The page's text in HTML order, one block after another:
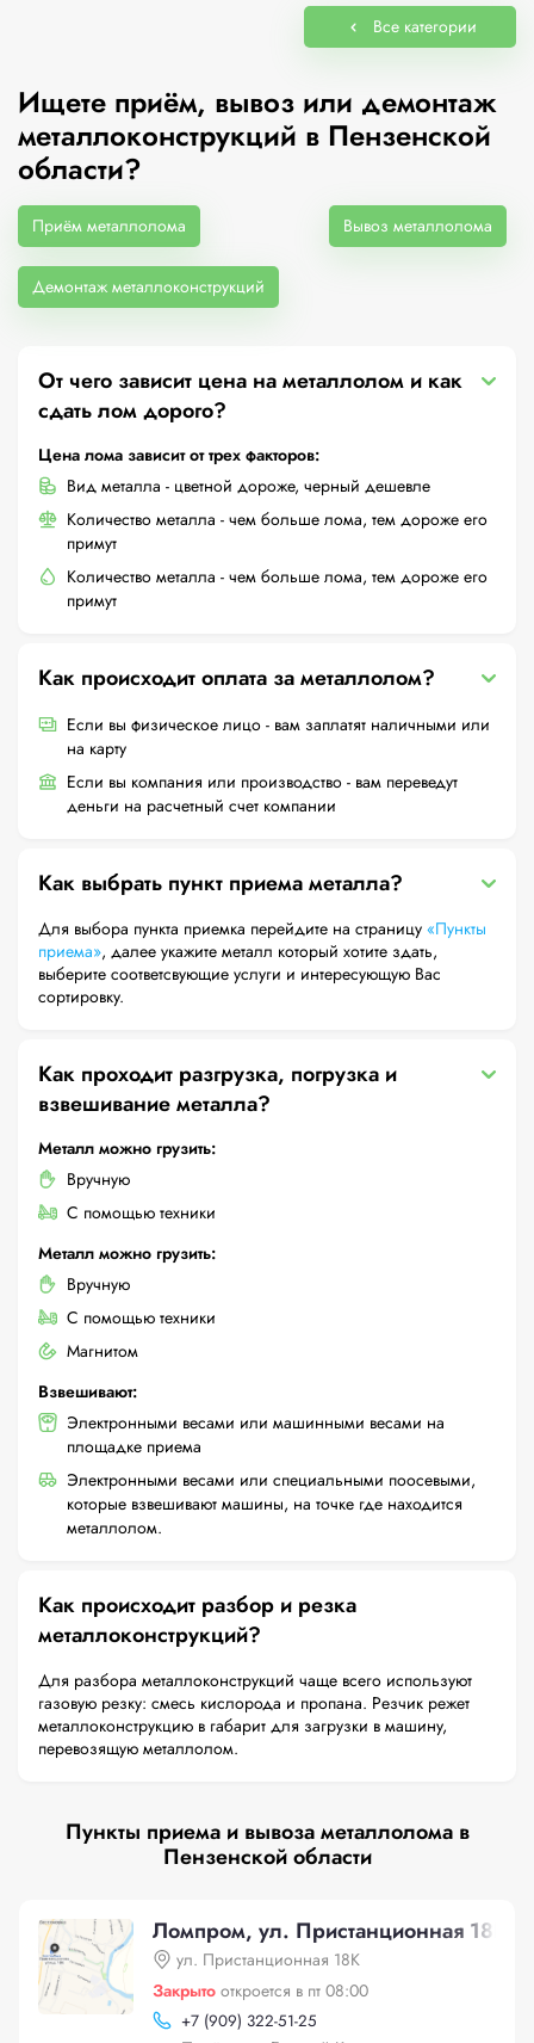
Все категории
Ищете приём, вывоз или демонтаж
металлоконструкций в Пензенской
области?
Приём металлолома Вывоз металлолома
Демонтаж металлоконструкций
От чего зависит цена на металлолом и как
сдать лом дорого?
Цена лома зависит от трех факторов:
Вид металла - цветной дороже, черный дешевле
Количество металла - чем больше лома, тем дороже его
примут
Количество металла - чем больше лома, тем дороже его
примут
Как происходит оплата за металлолом?
Если вы физическое лицо - вам заплатят наличными или
на карту
Если вы компания или производство - вам переведут
деньги на расчетный счет компании
Как выбрать пункт приема металла?
Для выбора пункта приемка перейдите на страницу «Пункты
приема», далее укажите металл который хотите здать,
выберите соответсвующие услуги и интересующую Вас
сортировку.
Как проходит разгрузка, погрузка и
взвешивание металла?
Металл можно грузить:
Вручную
С помощью техники
Металл можно грузить:
Вручную
С помощью техники
Магнитом
Взвешивают:
Электронными весами или машинными весами на
площадке приема
Электронными весами или специальными поосевыми,
которые взвешивают машины, на точке где находится
металлолом.
Как происходит разбор и резка
металлоконструкций?
Для разбора металлоконструкций чаще всего используют
газовую резку: смесь кислорода и пропана. Резчик режет
металлоконструкцию в габарит для загрузки в машину,
перевозящую металлолом.
Пункты приема и вывоза металлолома в
Пензенской области
Ломпром, ул. Пристанционная 18К
ул. Пристанционная 18К
Закрыто откроется в пт 08:00
+7 (909) 322-51-25